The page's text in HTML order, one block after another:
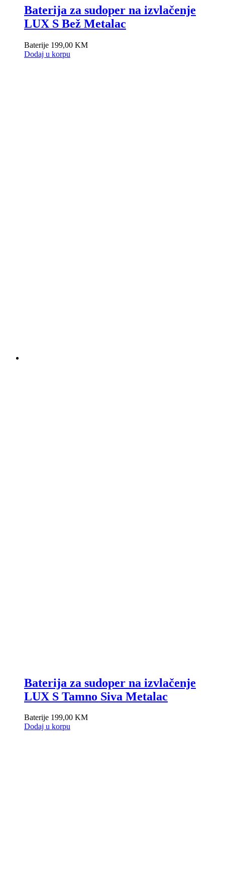
Baterija za sudoper na izvlačenje
LUX S Bež Metalac
Baterije 199,00 KM
Dodaj u korpu
Baterija za sudoper na izvlačenje
LUX S Tamno Siva Metalac
Baterije 199,00 KM
Dodaj u korpu